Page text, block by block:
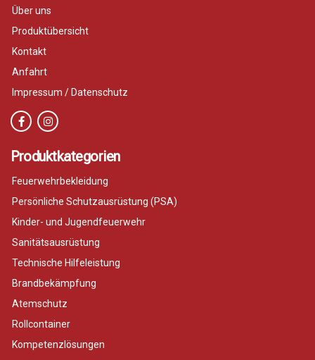
Über uns
Produktübersicht
Kontakt
Anfahrt
Impressum / Datenschutz
Produktkategorien
Feuerwehrbekleidung
Persönliche Schutzausrüstung (PSA)
Kinder- und Jugendfeuerwehr
Sanitätsausrüstung
Technische Hilfeleistung
Brandbekämpfung
Atemschutz
Rollcontainer
Kompetenzlösungen